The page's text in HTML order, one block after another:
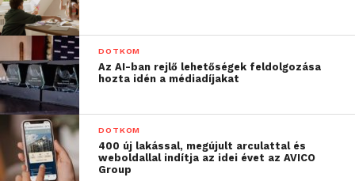
A fogyasztók közel felével (43%) történt
már olyan rossz vásárlási élmény, ami
miattelpártoltak egy márkától. Több
mint harmaduk (34%) pedig azt állítja,
hogy soha többé nem vásárolna olyan
vállalattól, amely csak egyszer is
csalódást okozott.
A vásárlók 88%-a
DOTKOM
Az AI-ban rejlő lehetőségek feldolgozása
hozta idén a médiadíjakat
DOTKOM
400 új lakással, megújult arculattal és
weboldallal indítja az idei évet az AVICO
Group